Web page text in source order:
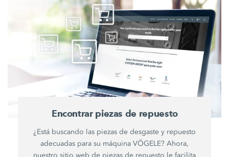
Encontrar piezas de repuesto
¿Está buscando las piezas de desgaste y repuesto
adecuadas para su máquina VÖGELE? Ahora,